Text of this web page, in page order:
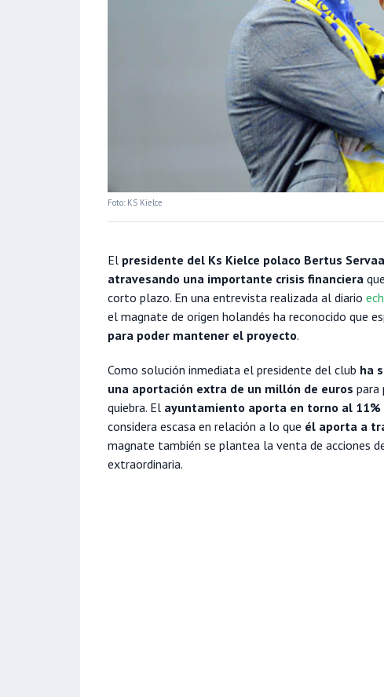
Foto: KS Kielce
El presidente del Ks Kielce polaco Bertus
atravesando una importante crisis financiera
corto plazo. En una entrevista realizada al diario
el magnate de origen holandés ha reconocido que
para poder mantener el proyecto.
Como solución inmediata el presidente del club ha
una aportación extra de un millón de euros para
quiebra. El ayuntamiento aporta en torno al
considera escasa en relación a lo que él aporta a
magnate también se plantea la venta de acciones
extraordinaria.